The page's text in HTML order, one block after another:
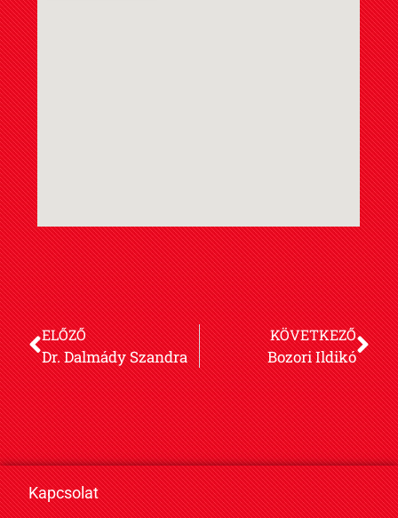
ELŐZŐ
Dr. Dalmády Szandra
KÖVETKEZŐ
Bozori Ildikó
Kapcsolat